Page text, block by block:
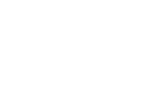
cantidad